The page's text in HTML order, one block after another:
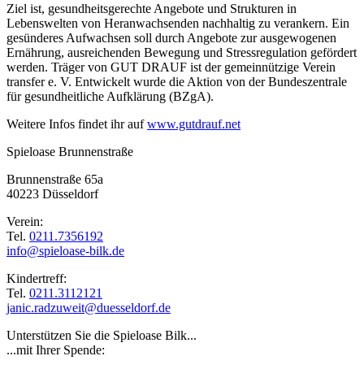
Ziel ist, gesundheitsgerechte Angebote und Strukturen in
Lebenswelten von Heranwachsenden nachhaltig zu verankern. Ein
gesünderes Aufwachsen soll durch Angebote zur ausgewogenen
Ernährung, ausreichenden Bewegung und Stressregulation gefördert
werden. Träger von GUT DRAUF ist der gemeinnützige Verein
transfer e. V. Entwickelt wurde die Aktion von der Bundeszentrale
für gesundheitliche Aufklärung (BZgA).
Weitere Infos findet ihr aufwww.gutdrauf.net
Spieloase Brunnenstraße
Brunnenstraße 65a
40223 Düsseldorf
Verein:
Tel. 0211.7356192
info@spieloase-bilk.de
Kindertreff:
Tel. 0211.3112121
janic.radzuweit@duesseldorf.de
Unterstützen Sie die Spieloase Bilk...
...mit Ihrer Spende: